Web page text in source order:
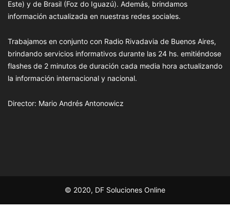
Este) y de Brasil (Foz do Iguazú). Además, brindamos
información actualizada en nuestras redes sociales.
Trabajamos en conjunto con Radio Rivadavia de Buenos Aires,
brindando servicios informativos durante las 24 hs. emitiéndose
flashes de 2 minutos de duración cada media hora actualizando
la información internacional y nacional.
Director: Mario Andrés Antonowicz
© 2020, DF Soluciones Online